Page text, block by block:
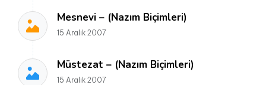
Mesnevi – (Nazım Biçimleri)
15 Aralık 2007
Müstezat – (Nazım Biçimleri)
15 Aralık 2007